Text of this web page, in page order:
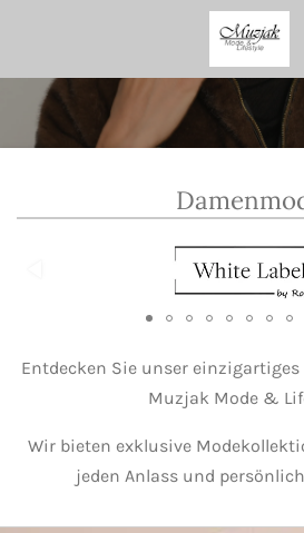
springen
Entdecken Sie unser
Muzjak Mode &
Wir bieten exklusive
jeden Anlass und